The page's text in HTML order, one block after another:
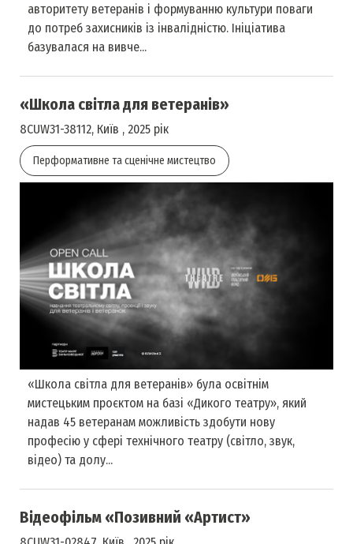
авторитету ветеранів і формуванню культури поваги
до потреб захисників із інвалідністю. Ініціатива
базувалася на вивче...
«Школа світла для ветеранів»
8CUW31-38112, Київ , 2025 рік
Перформативне та сценічне мистецтво
«Школа світла для ветеранів» була освітнім
мистецьким проєктом на базі «Дикого театру», який
надав 45 ветеранам можливість здобути нову
професію у сфері технічного театру (світло, звук,
відео) та долу...
Відеофільм «Позивний «Артист»